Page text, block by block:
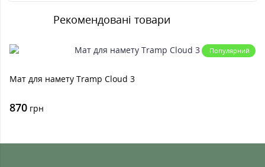
Рекомендовані товари
Популярний
Мат для намету Tramp Cloud 3
870 грн